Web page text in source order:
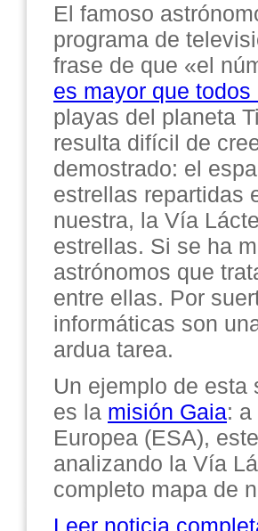
El famoso
programa de
frase de que «el
es mayor que
playas del planeta
resulta difícil de
demostrado: el
estrellas repartidas
nuestra, la Vía
estrellas. Si se ha
astrónomos que
entre ellas. Por
informáticas son
ardua tarea.
Un ejemplo de
es la misión Gaia:
Europea (ESA),
analizando la Vía
completo mapa de
Leer noticia